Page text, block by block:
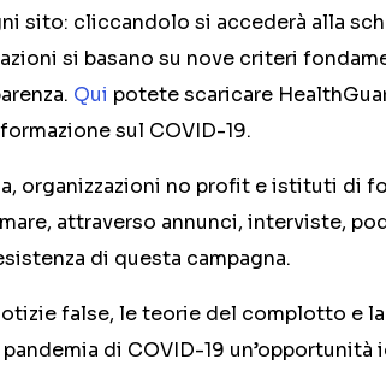
sito: cliccandolo si accederà alla
si basano su nove criteri
Qui potete scaricare
sul COVID-19.
organizzazioni no profit e istituti di
attraverso annunci, interviste,
di questa campagna.
false, le teorie del complotto e
di COVID-19